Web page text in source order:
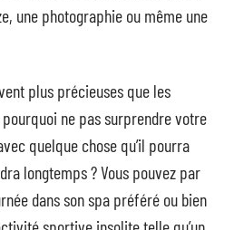
une photographie ou même une
plus précieuses que les
ne pas surprendre votre
quelque chose qu’il pourra
longtemps ? Vous pouvez par
dans son spa préféré ou bien